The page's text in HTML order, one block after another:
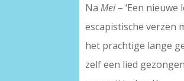
NaMei – ‘Een
escapistische verzen
het prachtige lange
zelf een lied